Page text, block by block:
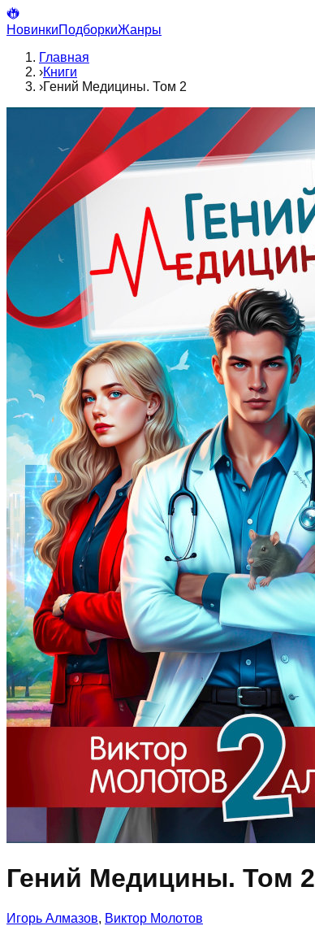
НовинкиПодборкиЖанры
Главная
›Книги
›Гений Медицины. Том 2
Гений Медицины. Том 2
Игорь Алмазов, Виктор Молотов